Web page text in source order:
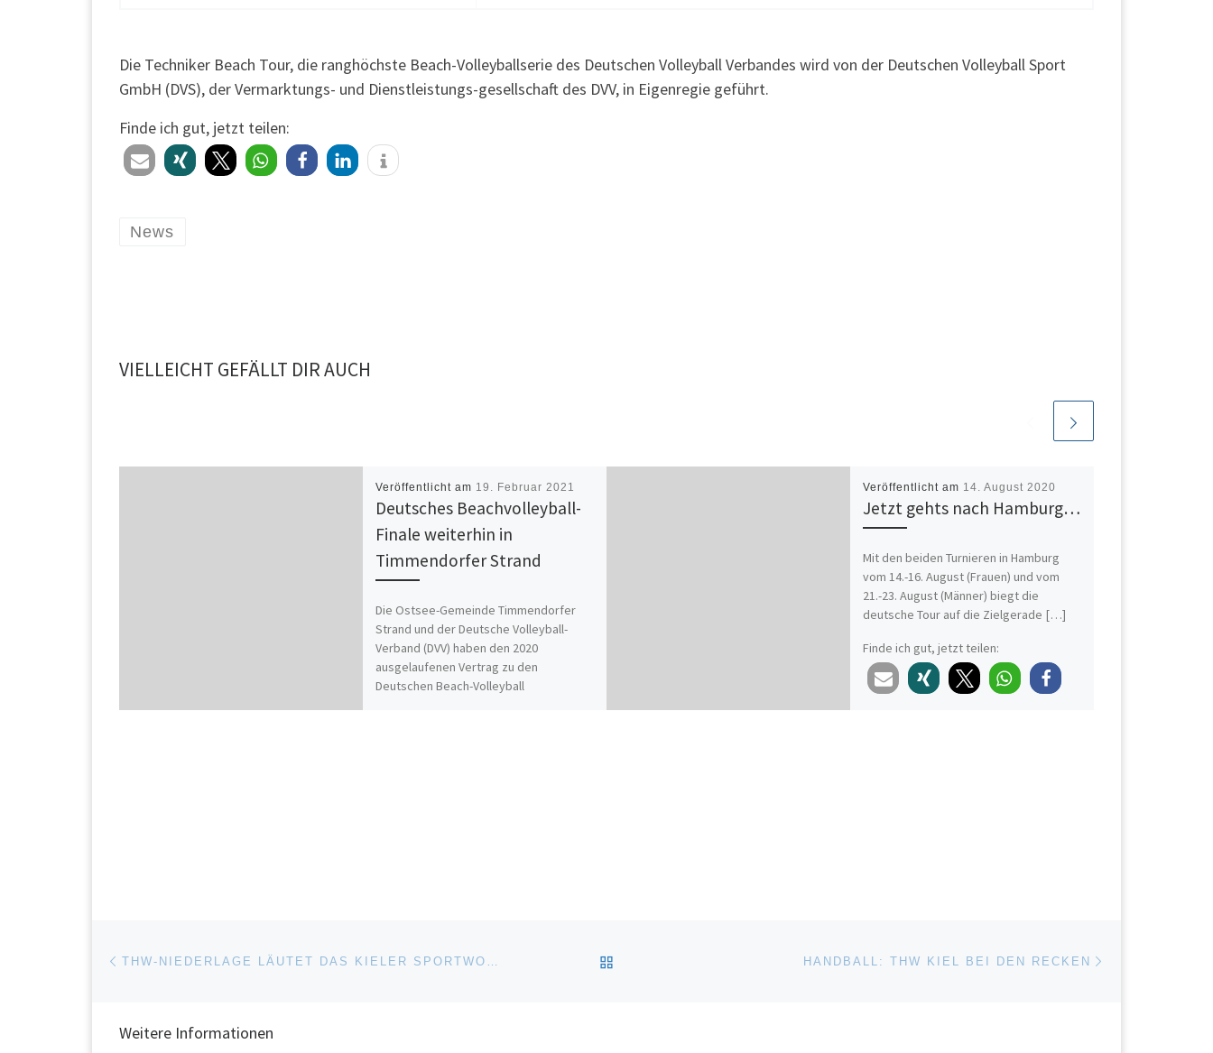
Die Techniker Beach Tour, die ranghöchste Beach-Volleyballserie des Deutschen Volleyball Verbandes wird von der Deutschen Volleyball Sport
GmbH (DVS), der Vermarktungs- und Dienstleistungs-gesellschaft des DVV, in Eigenregie geführt.
Finde ich gut, jetzt teilen:
News
VIELLEICHT GEFÄLLT DIR AUCH
Veröffentlicht am 19. Februar 2021
Deutsches Beachvolleyball-
Finale weiterhin in
Timmendorfer Strand
Die Ostsee-Gemeinde Timmendorfer
Strand und der Deutsche Volleyball-
Verband (DVV) haben den 2020
ausgelaufenen Vertrag zu den
Deutschen Beach-Volleyball
Veröffentlicht am 14. August 2020
Jetzt gehts nach Hamburg…
Mit den beiden Turnieren in Hamburg
vom 14.-16. August (Frauen) und vom
21.-23. August (Männer) biegt die
deutsche Tour auf die Zielgerade […]
Finde ich gut, jetzt teilen:
Beitragsnavigation ZURÜCK ZUR BEITRAGSLISTEHANDBALL: THW KIEL BEI DEN RECKEN
Weitere Informationen